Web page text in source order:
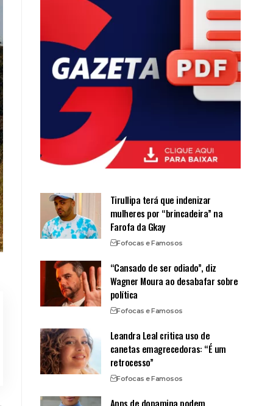
Tirullipa terá que indenizar
mulheres por “brincadeira” na
Farofa da Gkay
Fofocas e Famosos
“Cansado de ser odiado”, diz
Wagner Moura ao desabafar sobre
política
Fofocas e Famosos
Leandra Leal critica uso de
canetas emagrecedoras: “É um
retrocesso”
Fofocas e Famosos
Apps de dopamina podem